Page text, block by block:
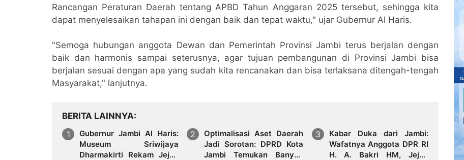
Rancangan Peraturan Daerah tentang APBD Tahun Anggaran 2025 tersebut, sehingga kita
dapat menyelesaikan tahapan ini dengan baik dan tepat waktu," ujar Gubernur Al Haris.
"Semoga hubungan anggota Dewan dan Pemerintah Provinsi Jambi terus berjalan dengan
baik dan harmonis sampai seterusnya, agar tujuan pembangunan di Provinsi Jambi bisa
berjalan sesuai dengan apa yang sudah kita rencanakan dan bisa terlaksana ditengah-tengah
Masyarakat," lanjutnya.
BERITA LAINNYA
Gubernur Jambi Al Haris:
Museum Sriwijaya
Dharmakirti Rekam Jejak
Optimalisasi Aset Daerah
Jadi Sorotan: DPRD Kota
Jambi Temukan Banyak
Kabar Duka dari Jambi:
Wafatnya Anggota DPR RI
H. A. Bakri HM, Jejak